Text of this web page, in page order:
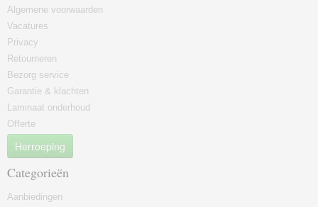
Algemene voorwaarden
Vacatures
Privacy
Retourneren
Bezorg service
Garantie & klachten
Laminaat onderhoud
Offerte
Herroeping
Categorieën
Aanbiedingen